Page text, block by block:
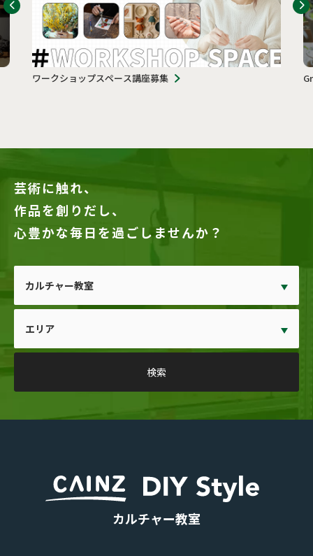
ワークショップスペース講座募集
芸術に触れ、
作品を創りだし、
心豊かな毎日を過ごしませんか？
カルチャー教室